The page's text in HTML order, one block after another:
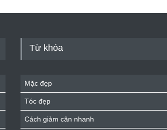
nữ 40+
Thời trang nữ 21/10/2025
Từ khóa
Mặc đẹp
Tóc đẹp
Cách giảm cân nhanh